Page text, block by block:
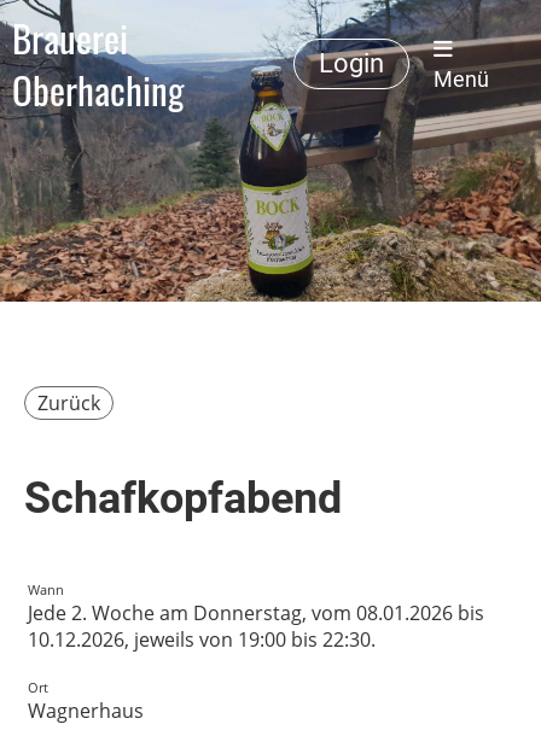
Brauerei
Oberhaching
Login
Menü
Zurück
Schafkopfabend
Wann
Jede 2. Woche am Donnerstag, vom 08.01.2026 bis
10.12.2026, jeweils von 19:00 bis 22:30.
Ort
Wagnerhaus